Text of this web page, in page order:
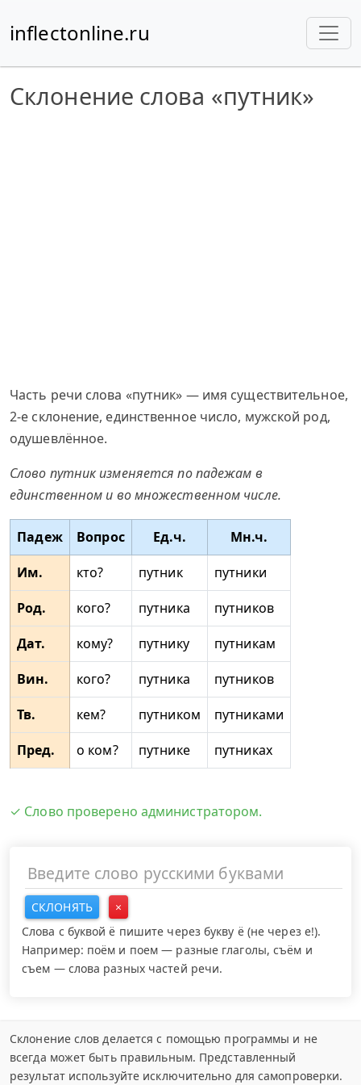
inflectonline.ru
Склонение слова «путник»
Часть речи слова «путник» — имя существительное,
2-е склонение, единственное число, мужской род,
одушевлённое.
Слово путник изменяется по падежам в
единственном и во множественном числе.
Падеж Вопрос Ед.ч.
Мн.ч.
Им.
кто? путник
путники
Род.
кого? путника
путников
Дат.
кому? путнику
путникам
Вин.
кого? путника
путников
Тв.
кем? путником
путниками
Пред.
о ком? путнике путниках
✓ Слово проверено администратором.
СКЛОНЯТЬ
×
Слова с буквой ё пишите через букву ё (не через е!).
Например: поём и поем — разные глаголы, съём и
съем — слова разных частей речи.
Склонение слов делается с помощью программы и не
всегда может быть правильным. Представленный
результат используйте исключительно для самопроверки.